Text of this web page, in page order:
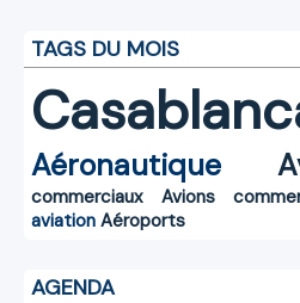
TAGS DU MOIS
Aéronautique
commerciaux
Avions
aviation Aéroports
AGENDA